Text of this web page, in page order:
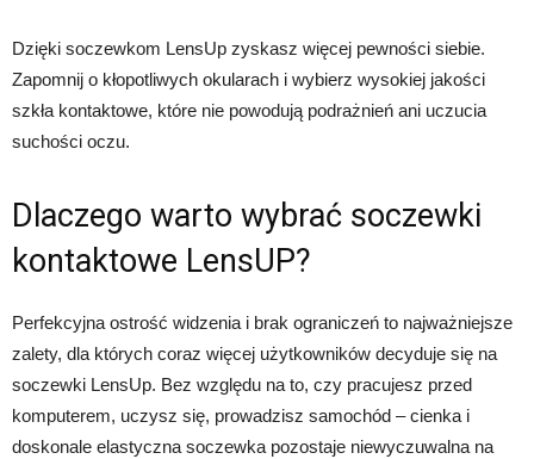
Dzięki soczewkom LensUp zyskasz więcej pewności siebie.
Zapomnij o kłopotliwych okularach i wybierz wysokiej jakości
szkła kontaktowe, które nie powodują podrażnień ani uczucia
suchości oczu.
Dlaczego warto wybrać soczewki
kontaktowe LensUP?
Perfekcyjna ostrość widzenia i brak ograniczeń to najważniejsze
zalety, dla których coraz więcej użytkowników decyduje się na
soczewki LensUp. Bez względu na to, czy pracujesz przed
komputerem, uczysz się, prowadzisz samochód – cienka i
doskonale elastyczna soczewka pozostaje niewyczuwalna na